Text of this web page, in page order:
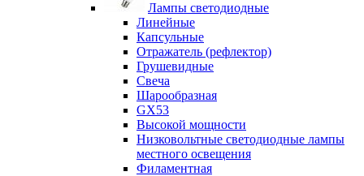
Лампы светодиодные
Линейные
Капсульные
Отражатель (рефлектор)
Грушевидные
Свеча
Шарообразная
GX53
Высокой мощности
Низковольтные светодиодные лампы
местного освещения
Филаментная